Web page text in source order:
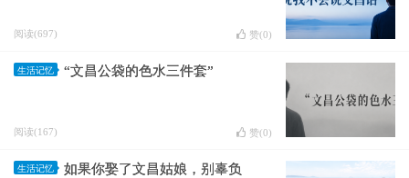
阅读(697) 赞(0)
生活记忆 “文昌公袋的色水三件套”
阅读(167) 赞(0)
生活记忆 如果你娶了文昌姑娘，别辜负